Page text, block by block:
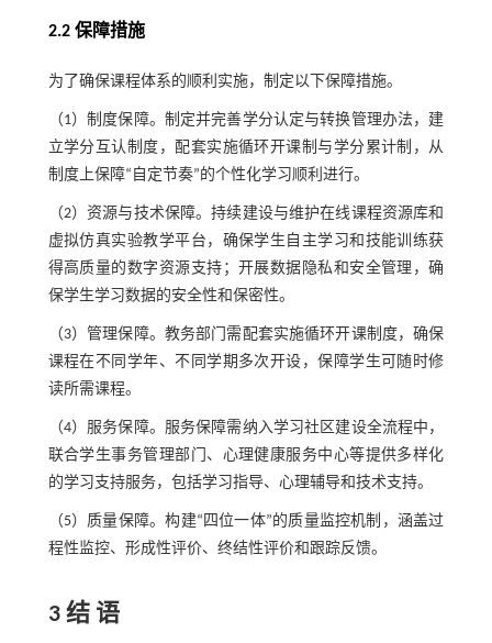
2.2 保障措施
为了确保课程体系的顺利实施，制定以下保障措施。
（1）制度保障。制定并完善学分认定与转换管理办法，建
立学分互认制度，配套实施循环开课制与学分累计制，从
制度上保障“自定节奏”的个性化学习顺利进行。
（2）资源与技术保障。持续建设与维护在线课程资源库和
虚拟仿真实验教学平台，确保学生自主学习和技能训练获
得高质量的数字资源支持；开展数据隐私和安全管理，确
保学生学习数据的安全性和保密性。
（3）管理保障。教务部门需配套实施循环开课制度，确保
课程在不同学年、不同学期多次开设，保障学生可随时修
读所需课程。
（4）服务保障。服务保障需纳入学习社区建设全流程中，
联合学生事务管理部门、心理健康服务中心等提供多样化
的学习支持服务，包括学习指导、心理辅导和技术支持。
（5）质量保障。构建“四位一体”的质量监控机制，涵盖过
程性监控、形成性评价、终结性评价和跟踪反馈。
3 结 语